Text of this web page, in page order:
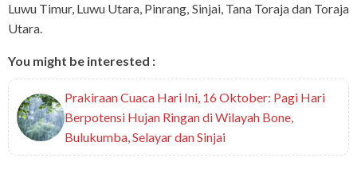
Luwu Timur, Luwu Utara, Pinrang, Sinjai, Tana Toraja dan Toraja
Utara.
You might be interested :
Prakiraan Cuaca Hari Ini, 16 Oktober: Pagi Hari
Berpotensi Hujan Ringan di Wilayah Bone,
Bulukumba, Selayar dan Sinjai